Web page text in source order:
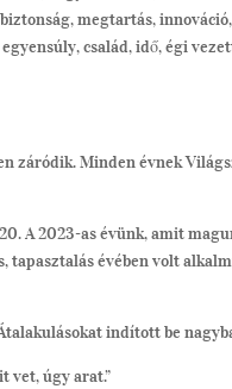
megtartás,
család, idő, égi
záródik. Minden évnek
A 2023-as évünk, amit
évében volt
indított be
vet, úgy arat.”